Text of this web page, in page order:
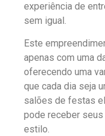
experiência de
sem igual.
Este
apenas com uma
oferecendo uma
que cada dia seja
salões de festas
pode receber
estilo.